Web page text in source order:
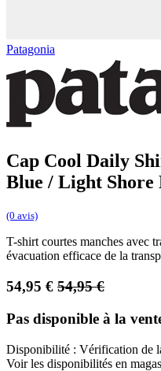
Patagonia
Cap Cool Daily
Blue / Light Shore
(0 avis)
T-shirt courtes manches avec
évacuation efficace de la
54,95 € 54,95€
Pas disponible à la
Disponibilité : Vérification de
Voir les disponibilités en